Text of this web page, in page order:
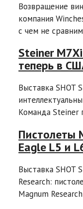
Возвращение
компания
с чем не
Steiner
теперь в
Выставка SHOT
Команда Steiner
Пистолеты
Eagle L5 и
Выставка SHOT
Research:
Magnum